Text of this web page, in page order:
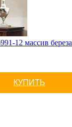
12 массив
КУПИТЬ